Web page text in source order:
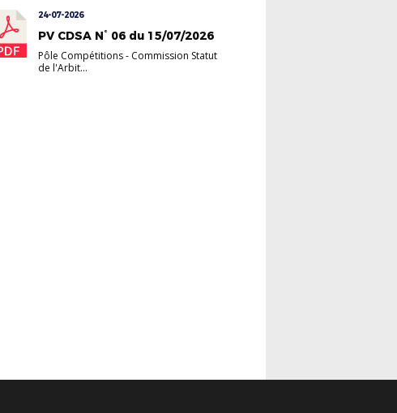
24-07-2026
PV CDSA N° 06 du 15/07/2026
Pôle Compétitions- Commission Statut
de l'Arbit...